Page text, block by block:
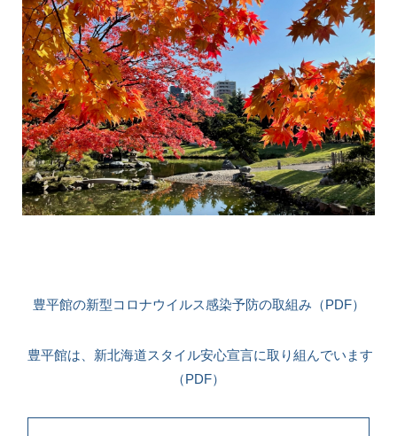
豊平館の新型コロナウイルス感染予防の取組み（PDF）
豊平館は、新北海道スタイル安心宣言に取り組んでいます
（PDF）